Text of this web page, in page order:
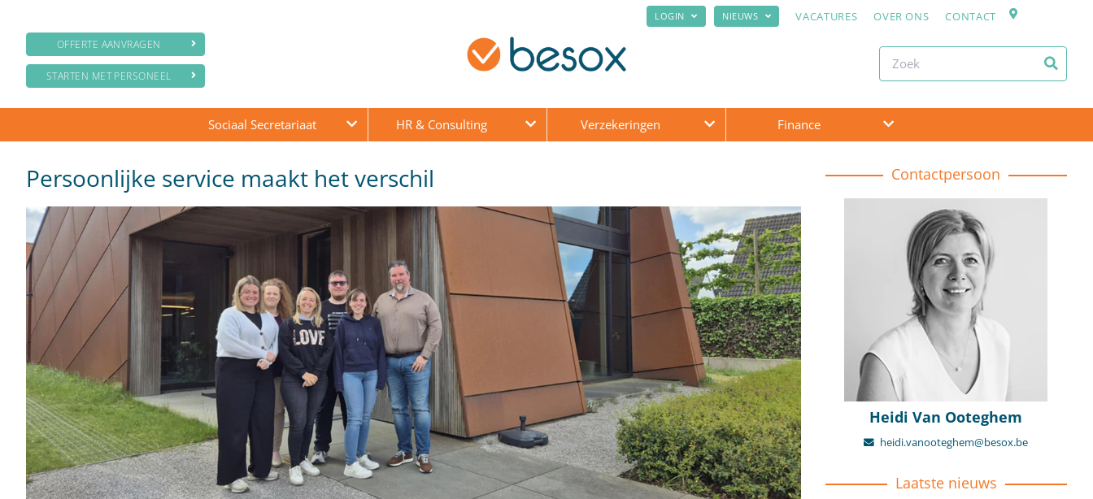
OFFERTE AANVRAGEN
STARTEN MET PERSONEEL
LOGIN NIEUWS VACATURES OVER ONS CONTACT
Sociaal Secretariaat HR & Consulting Verzekeringen Finance
Persoonlijke service maakt het verschil Contactpersoon
Heidi Van Ooteghem
heidi.vanooteghem@besox.be
Laatste nieuws